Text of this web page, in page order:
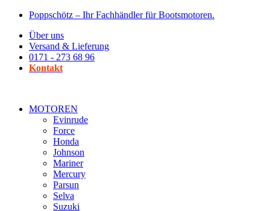
Zum
wechseln
Poppschötz – Ihr Fachhändler für Bootsmotoren.
Über uns
Versand & Lieferung
0171 - 273 68 96
Kontakt
MOTOREN
Evinrude
Force
Honda
Johnson
Mariner
Mercury
Parsun
Selva
Suzuki